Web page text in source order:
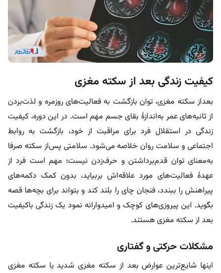
کیفیت زندگی بعد از سکته مغزی
بعداز سکته مغزی، توان بازگشت به فعالیت‌های روزمره و لذت‌بردن
از ثانیه‌های عمر به‌اندازۀ بقای جسم مهم است. در این دوره، کیفیت
زندگی در استقلال فرد برای مراقبت از خود، بازگشت به روابط
اجتماعی و سلامت روان خلاصه می‌شود. سلامتی پس‌از سکته صرفا
به‌معنای توان قدم‌برداشتن و حرف‌زدن نیست؛ مهم است فرد از
عهدۀ فعالیت‌های مورد علاقه‌اش بربیاید، بدون کمک دکمه‌های
پیراهنش را ببندد، فنجان چای را بلند کند و بتواند برای بچه‌ها قصه
بگوید. این پیروزی‌های کوچک و امیدوارانه نمود یک زندگی باکیفیت
بعد از سکته مغزی هستند.
مشکلات حرکتی و گفتاری
اینها شایع‌ترین عوارض بعد از سکته مغزی شدید یا سکته مغزی